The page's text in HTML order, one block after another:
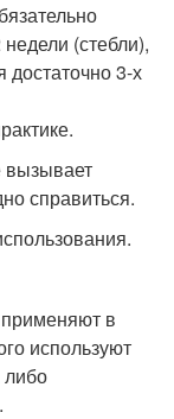
(стебли),
достаточно 3-х
вызывает
справиться.
в
используют
либо